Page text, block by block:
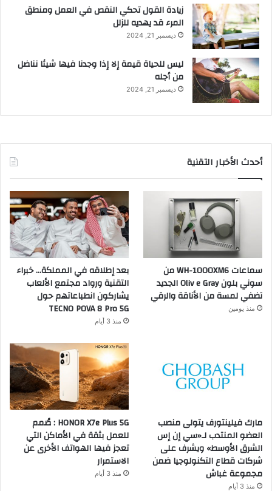
زيادة القول تحكي النقص في العمل ومنطق
المرء قد يهديه للزلل
ديسمبر 21, 2024
ليس للحياة قيمة إلا إذا وجدنا فيها شيئا نناضل
من أجله
ديسمبر 21, 2024
أحدث الأخبار التقنية
سماعات WH-1000XM6 من
سوني بلون Oliv e Gray الجديد
تضفي لمسة من الأناقة والرقي
منذ يومين
بعد إطلاقه في المملكة… خبراء
التقنية ورواد مجتمع الألعاب
يشاركون انطباعاتهم حول
TECNO POVA 8 Pro 5G
منذ 3 أيام
مارك فيلينتورف يتولى منصب
العضو المنتدب لـ«سي إن إس
الشرق الأوسط» ويشرف على
شركات قطاع التكنولوجيا ضمن
مجموعة غباش
منذ 3 أيام
HONOR X7e Plus 5G : صُمم
للعمل بثقة في الأماكن التي
تعجز فيها الهواتف الأخرى عن
الاستمرار
منذ 3 أيام